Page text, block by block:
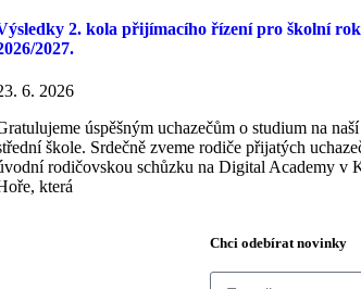
2. kola přijímacího řízení pro školní rok
2027.
6. 2026
úspěšným uchazečům o studium na naší
škole. Srdečně zveme rodiče přijatých
rodičovskou schůzku na Digital Academy v
která
Chci odebírat novinky